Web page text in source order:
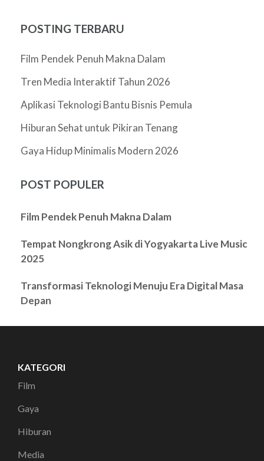
POSTING TERBARU
Film Pendek Penuh Makna Dalam
Tren Media Interaktif Tahun 2026
Aplikasi Teknologi Bantu Bisnis Pemula
Hiburan Sehat untuk Pikiran Tenang
Gaya Hidup Minimalis Modern 2026
POST POPULER
Film Pendek Penuh Makna Dalam
Tempat Nongkrong Asik di Yogyakarta Live Music
2025
Transformasi Teknologi Menuju Era Digital Masa
Depan
KATEGORI
Film
Gaya
Hiburan
Media